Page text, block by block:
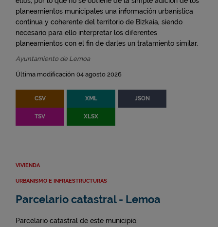
planeamientos municipales una información urbanística
continua y coherente del territorio de Bizkaia, siendo
necesario para ello interpretar los diferentes
planeamientos con el fin de darles un tratamiento similar.
Ayuntamiento de Lemoa
Última modificación 04 agosto 2026
CSV XML JSON
TSV XLSX
VIVIENDA
URBANISMO E INFRAESTRUCTURAS
Parcelario catastral - Lemoa
Parcelario catastral de este municipio.